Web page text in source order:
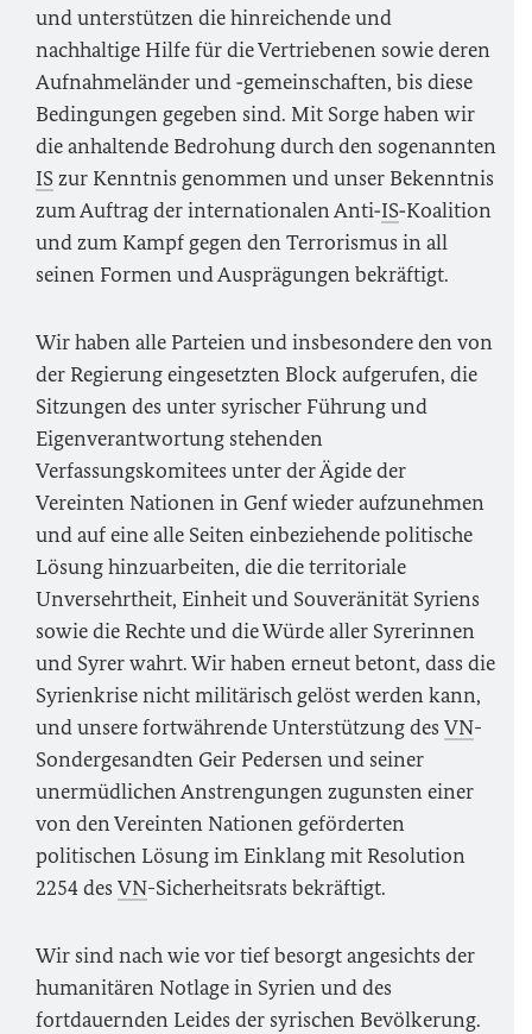
und unterstützen die hinreichende und
nachhaltige Hilfe für die Vertriebenen sowie deren
Aufnahmeländer und ‑gemeinschaften, bis diese
Bedingungen gegeben sind. Mit Sorge haben wir
die anhaltende Bedrohung durch den sogenannten
ISzur Kenntnis genommen und unser Bekenntnis
zum Auftrag der internationalen Anti‑IS‑Koalition
und zum Kampf gegen den Terrorismus in all
seinen Formen und Ausprägungen bekräftigt.
Wir haben alle Parteien und insbesondere den von
der Regierung eingesetzten Block aufgerufen, die
Sitzungen des unter syrischer Führung und
Eigenverantwortung stehenden
Verfassungskomitees unter der Ägide der
Vereinten Nationen in Genf wieder aufzunehmen
und auf eine alle Seiten einbeziehende politische
Lösung hinzuarbeiten, die die territoriale
Unversehrtheit, Einheit und Souveränität Syriens
sowie die Rechte und die Würde aller Syrerinnen
und Syrer wahrt. Wir haben erneut betont, dass die
Syrienkrise nicht militärisch gelöst werden kann,
und unsere fortwährende Unterstützung desVN-
Sondergesandten Geir Pedersen und seiner
unermüdlichen Anstrengungen zugunsten einer
von den Vereinten Nationen geförderten
politischen Lösung im Einklang mit Resolution
2254 desVN-Sicherheitsrats bekräftigt.
Wir sind nach wie vor tief besorgt angesichts der
humanitären Notlage in Syrien und des
fortdauernden Leides der syrischen Bevölkerung.